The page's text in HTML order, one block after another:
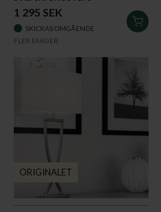
1 295 SEK
I
SKICKAS OMGÅENDE
FLER FÄRGER
ORIGINALET